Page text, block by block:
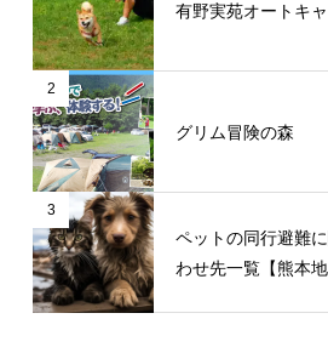
有野実苑オートキ
2
グリム冒険の森
3
ペットの同行避難
わせ先一覧【熊本地